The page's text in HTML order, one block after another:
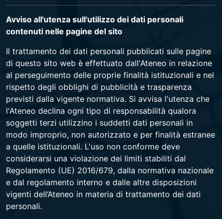
Avviso all'utenza sull'utilizzo dei dati personali
contenuti nelle pagine del sito
Il trattamento dei dati personali pubblicati sulle pagine
di questo sito web è effettuato dall'Ateneo in relazione
al perseguimento delle proprie finalità istituzionali e nel
rispetto degli obblighi di pubblicità e trasparenza
previsti dalla vigente normativa. Si avvisa l'utenza che
l'Ateneo declina ogni tipo di responsabilità qualora
soggetti terzi utilizzino i suddetti dati personali in
modo improprio, non autorizzato e per finalità estranee
a quelle istituzionali. L'uso non conforme deve
considerarsi una violazione dei limiti stabiliti dal
Regolamento (UE) 2016/679, dalla normativa nazionale
e dal regolamento interno e dalle altre disposizioni
vigenti dell’Ateneo in materia di trattamento dei dati
personali.